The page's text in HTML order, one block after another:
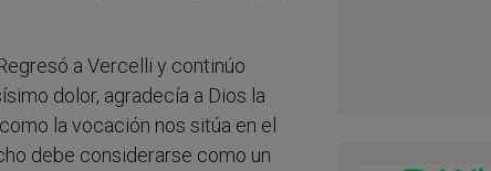
a Vercelli y continúo
dolor, agradecía a Dios la
la vocación nos sitúa en el
debe considerarse como un